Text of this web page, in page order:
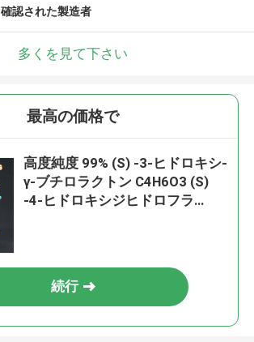
確認された製造者
多くを見て下さい
最高の価格で
高度純度 99% (S) -3-ヒドロキシ-
γ-ブチロラクトン C4H6O3 (S)
-4-ヒドロキシジヒドロフラ
続行